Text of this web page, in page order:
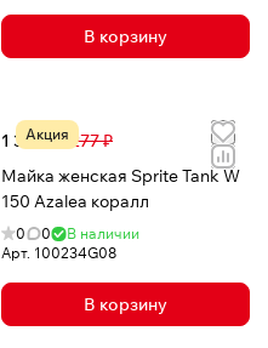
В корзину
Акция
1 376 ₽4 277 ₽
Майка женская Sprite Tank W
150 Azalea коралл
0 0
В наличии
Арт. 100234G08
В корзину